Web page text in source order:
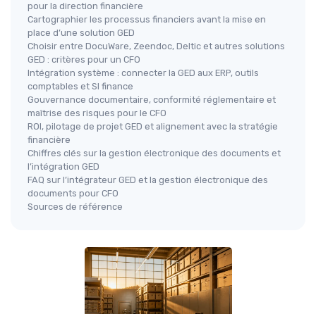
pour la direction financière
Cartographier les processus financiers avant la mise en
place d’une solution GED
Choisir entre DocuWare, Zeendoc, Deltic et autres solutions
GED : critères pour un CFO
Intégration système : connecter la GED aux ERP, outils
comptables et SI finance
Gouvernance documentaire, conformité réglementaire et
maîtrise des risques pour le CFO
ROI, pilotage de projet GED et alignement avec la stratégie
financière
Chiffres clés sur la gestion électronique des documents et
l’intégration GED
FAQ sur l’intégrateur GED et la gestion électronique des
documents pour CFO
Sources de référence